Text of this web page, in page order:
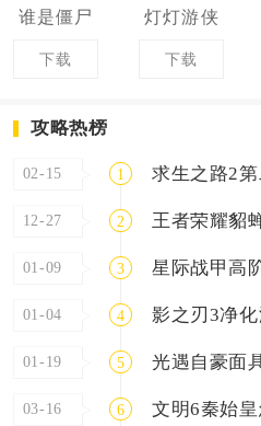
谁是僵尸
下载
灯灯游侠
下载
攻略热榜
02-15 1 求生之路2
12-27 2 王者荣耀貂
01-09 3 星际战甲高
01-04 4 影之刃3净
01-19 5 光遇自豪面
03-16 6 文明6秦始